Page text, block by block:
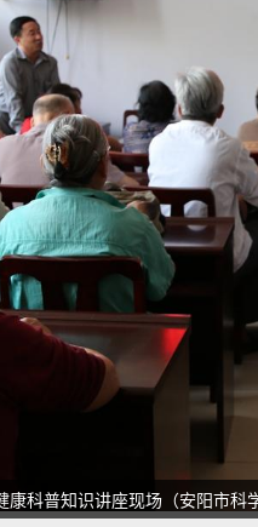
康科普知识讲座现场（安阳市科